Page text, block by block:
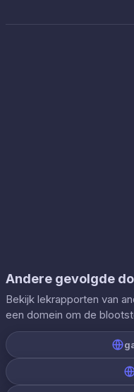
Andere gevolgde
Bekijk lekrapporten van
een domein om de